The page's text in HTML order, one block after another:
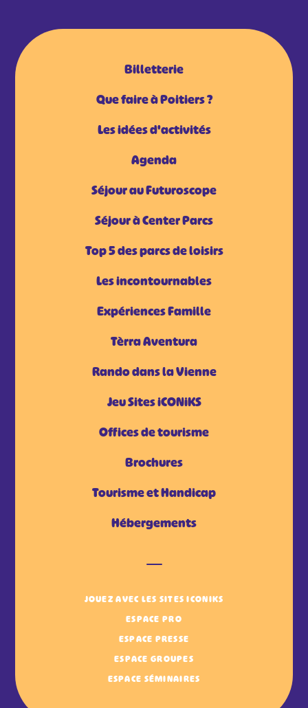
Billetterie
Que faire à Poitiers ?
Les idées d'activités
Agenda
Séjour au Futuroscope
Séjour à Center Parcs
Top 5 des parcs de loisirs
Les incontournables
Expériences Famille
Tèrra Aventura
Rando dans la Vienne
Jeu Sites iCONiKS
Offices de tourisme
Brochures
Tourisme et Handicap
Hébergements
JOUEZ AVEC LES SITES ICONIKS
ESPACE PRO
ESPACE PRESSE
ESPACE GROUPES
ESPACE SÉMINAIRES